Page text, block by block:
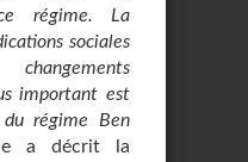
régime. La
sociales
important est
régime Ben
a décrit la